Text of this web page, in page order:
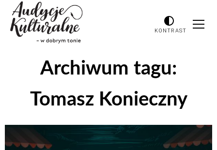
KONTRAST
Archiwum tagu:
Tomasz Konieczny
Odtwarzacz
plików